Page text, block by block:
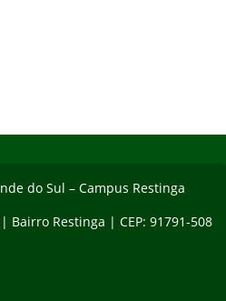
do Sul – Campus Restinga
Bairro Restinga | CEP: 91791-508